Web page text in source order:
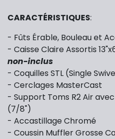
CARACTÉRISTIQUES:
- Fûts Érable, Bouleau et
- Caisse Claire Assortis
non-inclus
- Coquilles STL (Single
- Cerclages MasterCast
- Support Toms R2 Air
(7/8")
- Accastillage Chromé
- Coussin Muffler Grosse